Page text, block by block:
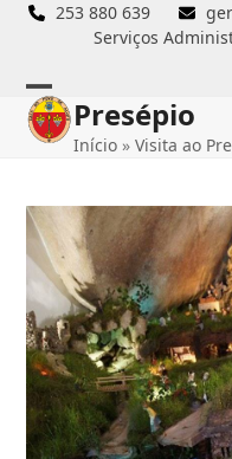
Skip
253 880 639
Serviços
Open
mobile
Close
mobile
Presépio
Início »Visita ao